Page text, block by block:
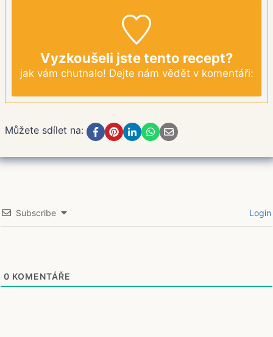
Vyzkoušeli jste tento recept?
jak vám chutnalo! Dejte nám vědět v komentáři:
Můžete sdílet na:
Subscribe Login
0 KOMENTÁŘE